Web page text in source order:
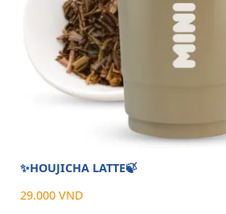
✨HOUJICHA LATTE🍃
29.000 VND